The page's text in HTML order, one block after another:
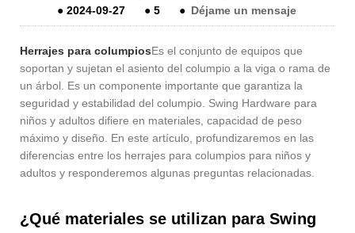
● 2024-09-27 ● 5 ● Déjame un mensaje
Herrajes para columpiosEs el conjunto de equipos que
soportan y sujetan el asiento del columpio a la viga o rama de
un árbol. Es un componente importante que garantiza la
seguridad y estabilidad del columpio. Swing Hardware para
niños y adultos difiere en materiales, capacidad de peso
máximo y diseño. En este artículo, profundizaremos en las
diferencias entre los herrajes para columpios para niños y
adultos y responderemos algunas preguntas relacionadas.
¿Qué materiales se utilizan para Swing